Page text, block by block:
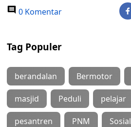
0 Komentar
Tag Populer
berandalan Bermotor
masjid Peduli pelajar
pesantren PNM Sosial